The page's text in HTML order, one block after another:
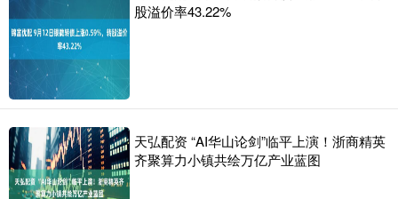
股溢价率43.22%
天弘配资 “AI华山论剑”临平上演！浙商精英
齐聚算力小镇共绘万亿产业蓝图